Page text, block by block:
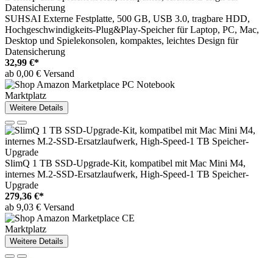
SUHSAI Externe Festplatte, 500 GB, USB 3.0, tragbare HDD,
Hochgeschwindigkeits-Plug&Play-Speicher für Laptop, PC, Mac,
Desktop und Spielekonsolen, kompaktes, leichtes Design für
Datensicherung
32,99 €*
ab 0,00 € Versand
Marktplatz
Weitere Details
SlimQ 1 TB SSD-Upgrade-Kit, kompatibel mit Mac Mini M4,
internes M.2-SSD-Ersatzlaufwerk, High-Speed-1 TB Speicher-
Upgrade
279,36 €*
ab 9,03 € Versand
Marktplatz
Weitere Details